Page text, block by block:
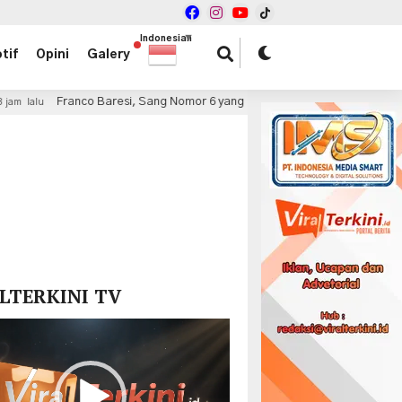
Opini Galery
Indonesian
▼
Baresi, Sang Nomor 6 yang Menjadi Simbol Keabadian AC Milan
TV